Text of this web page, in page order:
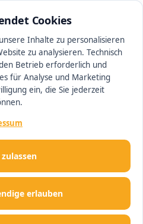
Cookies
Inhalte zu personalisieren
zu analysieren. Technisch
Betrieb erforderlich und
für Analyse und Marketing
ein, die Sie jederzeit
erlauben